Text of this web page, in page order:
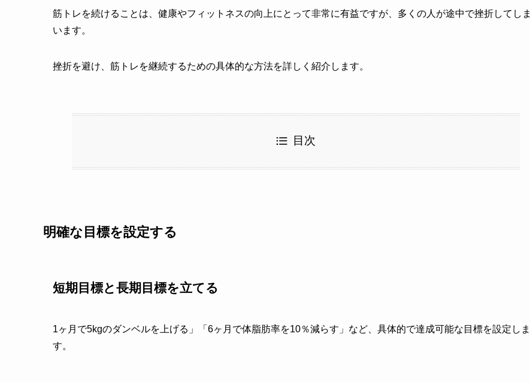
筋トレを続けることは、健康やフィットネスの向上にとって非常に有益ですが、多くの人が途中で挫折してしま
います。
挫折を避け、筋トレを継続するための具体的な方法を詳しく紹介します。
目次
明確な目標を設定する
短期目標と長期目標を立てる
1ヶ月で5kgのダンベルを上げる」「6ヶ月で体脂肪率を10％減らす」など、具体的で達成可能な目標を設定しま
す。